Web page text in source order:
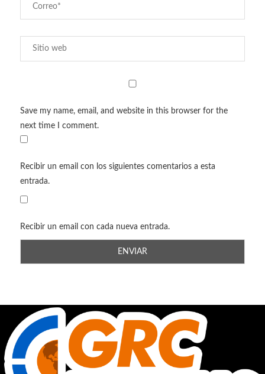
Save my name, email, and website in this browser for the
next time I comment.
Recibir un email con los siguientes comentarios a esta
entrada.
Recibir un email con cada nueva entrada.